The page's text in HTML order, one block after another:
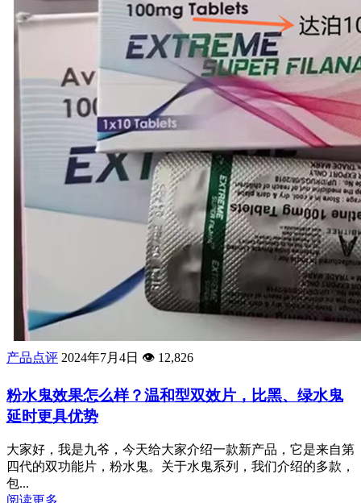
产品点评 2024年7月4日 👁️ 12,826
粉水鬼效果怎么样？温和型双效片，比黑、绿水鬼
延时更具优势
大家好，我是九爷，今天给大家介绍一款新产品，它是来自第
四代的双功能片，粉水鬼。关于水鬼系列，我们介绍的多款，
包...